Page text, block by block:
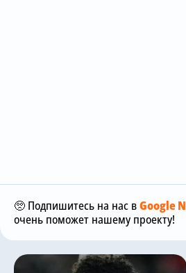
🥺 Подпишитесь на нас вGoogle
очень поможет нашему проекту!